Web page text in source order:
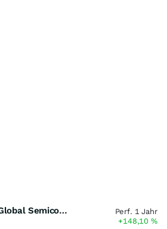
iShares MSCI Global Semiconductors UCITS ETF USD (Acc)
Perf. 1 Jahr
+148,10%